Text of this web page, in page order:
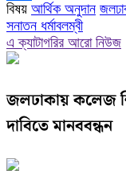
Link
Share
বিষয় আর্থিক অনুদান
সনাতন ধর্মাবলম্বী
এ ক্যাটাগরির আরো নিউজ
জলঢাকায় কলেজ
দাবিতে মানববন্ধন